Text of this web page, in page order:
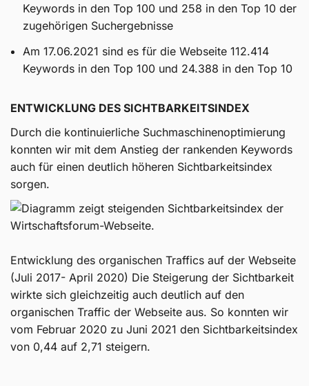
Keywords in den Top 100 und 258 in den Top 10 der
zugehörigen Suchergebnisse
Am 17.06.2021 sind es für die Webseite 112.414
Keywords in den Top 100 und 24.388 in den Top 10
ENTWICKLUNG DES SICHTBARKEITSINDEX
Durch die kontinuierliche Suchmaschinenoptimierung
konnten wir mit dem Anstieg der rankenden Keywords
auch für einen deutlich höheren Sichtbarkeitsindex
sorgen.
Entwicklung des organischen Traffics auf der Webseite
(Juli 2017- April 2020) Die Steigerung der Sichtbarkeit
wirkte sich gleichzeitig auch deutlich auf den
organischen Traffic der Webseite aus. So konnten wir
vom Februar 2020 zu Juni 2021 den Sichtbarkeitsindex
von 0,44 auf 2,71 steigern.